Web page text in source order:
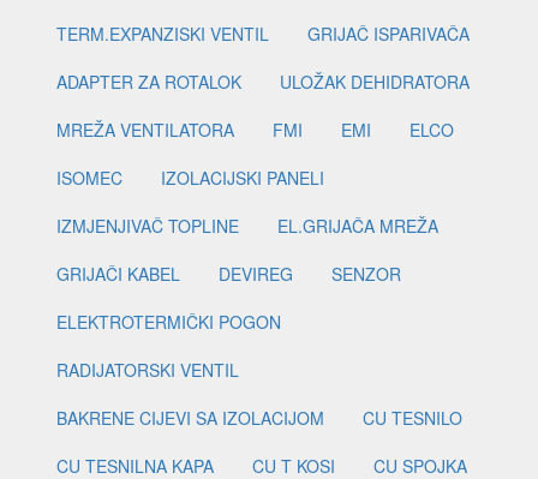
TERM.EXPANZISKI VENTIL
GRIJAČ ISPARIVAČA
ADAPTER ZA ROTALOK
ULOŽAK DEHIDRATORA
MREŽA VENTILATORA
FMI EMI
ELCO
ISOMEC
IZOLACIJSKI PANELI
IZMJENJIVAČ TOPLINE
EL.GRIJAČA MREŽA
GRIJAČI KABEL
DEVIREG
SENZOR
ELEKTROTERMIČKI POGON
RADIJATORSKI VENTIL
BAKRENE CIJEVI SA IZOLACIJOM
CU TESNILO
CU TESNILNA KAPA
CU T KOSI
CU SPOJKA